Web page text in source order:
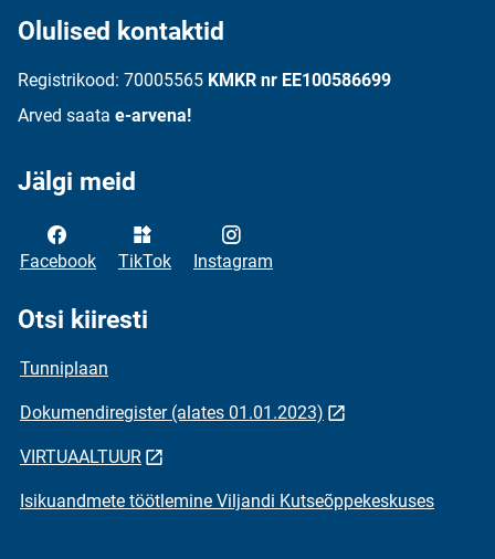
Olulised kontaktid
Registrikood: 70005565 KMKR nr EE100586699
Arved saata e-arvena!
Jälgi meid
Facebook TikTok Instagram
Otsi kiiresti
Tunniplaan
Dokumendiregister (alates 01.01.2023)
VIRTUAALTUUR
Isikuandmete töötlemine Viljandi Kutseõppekeskuses